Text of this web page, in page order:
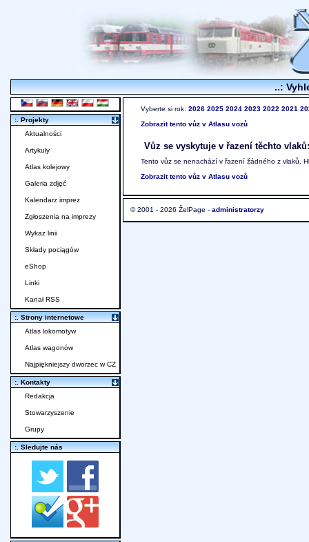
..:
Vyberte si rok: 2026 2025 2024 2023 2022 2021
Zobrazit tento vůz v Atlasu vozů
Vůz se vyskytuje v řazení těchto vlaků:
Tento vůz se nenachází v řazení žádného z vlaků.
Zobrazit tento vůz v Atlasu vozů
© 2001 - 2026 ŽelPage - administratorzy
:. Projekty
Aktualności
Artykuły
Atlas kolejowy
Galeria zdjęć
Kalendarz imprez
Zgłoszenia na imprezy
Wykaz linii
Składy pociągów
eShop
Linki
Kanał RSS
:. Strony internetowe
Atlas lokomotyw
Atlas wagonów
Najpiękniejszy dworzec w CZ
:. Kontakty
Redakcja
Stowarzyszenie
Grupy
:. Sledujte nás